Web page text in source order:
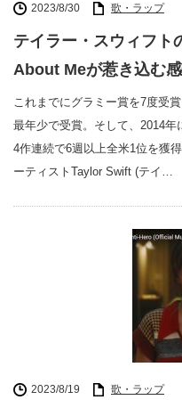
2023/8/30 歌・ラップ
テイラー・スウィフ
About Meが惹き込む感
これまでにグラミー賞を7度受
最年少で受賞。そして、2014
4作連続で6週以上全米1位を獲
ーティストTaylor Swift (テイ…
2023/8/19 歌・ラップ